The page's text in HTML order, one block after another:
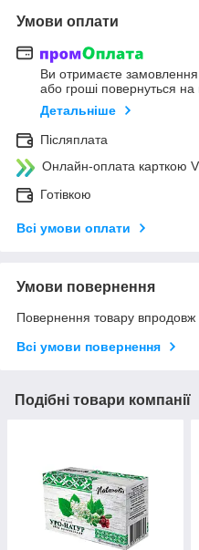
Умови оплати
Ви отримаєте замовлення
або гроші повернуться на
Детальніше
Післяплата
Онлайн-оплата карткою
Готівкою
Всі умови оплати
Умови повернення
Повернення товару впродовж
Всі умови повернення
Подібні товари компанії